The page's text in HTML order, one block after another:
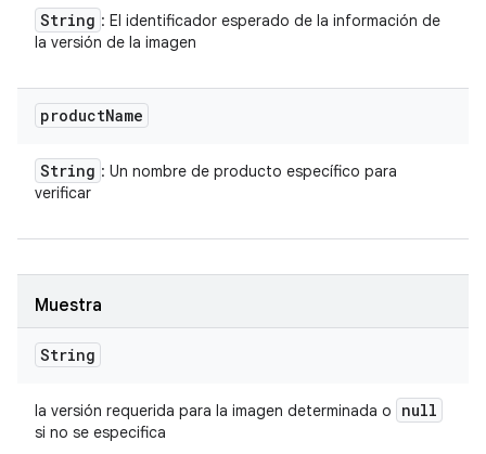
String : El identificador esperado de la información de
la versión de la imagen
productName
String : Un nombre de producto específico para
verificar
Muestra
String
la versión requerida para la imagen determinada o null
si no se especifica